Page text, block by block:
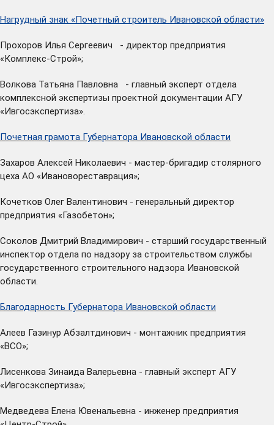
Нагрудный знак «Почетный строитель Ивановской области»
Прохоров Илья Сергеевич - директор предприятия
«Комплекс-Строй»;
Волкова Татьяна Павловна - главный эксперт отдела
комплексной экспертизы проектной документации АГУ
«Ивгосэкспертиза».
Почетная грамота Губернатора Ивановской области
Захаров Алексей Николаевич - мастер-бригадир столярного
цеха АО «Ивановореставрация»;
Кочетков Олег Валентинович - генеральный директор
предприятия «Газобетон»;
Соколов Дмитрий Владимирович - старший государственный
инспектор отдела по надзору за строительством службы
государственного строительного надзора Ивановской
области.
Благодарность Губернатора Ивановской области
Алеев Газинур Абзалтдинович - монтажник предприятия
«ВСО»;
Лисенкова Зинаида Валерьевна - главный эксперт АГУ
«Ивгосэкспертиза»;
Медведева Елена Ювенальевна - инженер предприятия